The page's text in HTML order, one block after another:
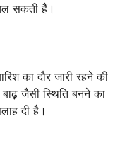
सकती हैं।
का दौर जारी रहने की
जैसी स्थिति बनने का
दी है।